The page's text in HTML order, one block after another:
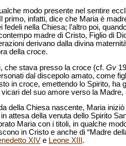
modo presente nel sentire
primo, infatti, dice che Maria è
fedeli nella Chiesa; l’altro poi,
madre di Cristo, Figlio di
derivano dalla divina
della croce.
che stava presso la croce (cf. Gv
dal discepolo amato, come
in croce, emettendo lo Spirito, ha
del suo amore verso la
della Chiesa nascente, Maria
attesa della venuta dello Spirito
Maria con i titoli, in qualche
in Cristo e anche di “Madre
XIV e Leone XIII .